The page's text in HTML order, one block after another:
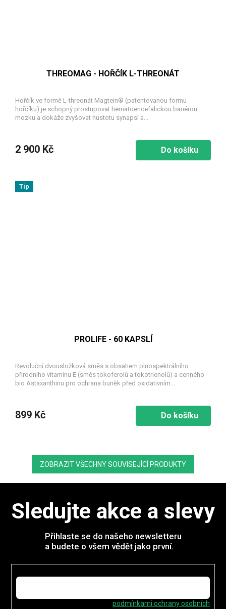
THREOMAG - HOŘČÍK L-THREONÁT
Hořčík ve formě L-threonát Magtein® (patentovanou formu
hořčíku) je schopný prostupovat hematoencefalickou bariérou
mozku a dokáže zvyšovat hustotu synapsí a...
2 900 Kč Do košíku
Tip
PROLIFE - 60 KAPSLÍ
Revoluční dvousložková směs s obsahem plnospektrálního
přírodního vitamínu E (směs tokoferolů a tokotrienolů) a cenného
bio Astaxanthinu pro ochrana buněk před oxidativním...
899 Kč Do košíku
ZOBRAZIT VŠECHNY SOUVISEJÍCÍ PRODUKTY
Sledujte akce a slevy
Přihlaste se do našeho newsletteru
a budete o všem vědět jako první.
podmínkami ochrany osobních